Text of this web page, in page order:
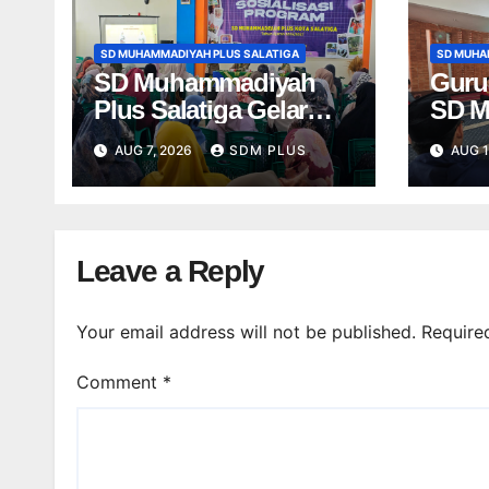
SD MUHAMMADIYAH PLUS SALATIGA
SD Muhammadiyah
Plus Salatiga Gelar
Sosialisasi
International Class
Program, Wali Murid
AUG 7, 2026 SDM PLUS
SD
SD
Plus
AUG
Leave a Reply
Your email address will not be published.
Comment *